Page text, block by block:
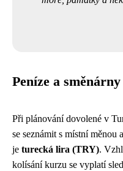
Peníze a směnárny
Při plánování dovolené v
se seznámit s místní měnou
je turecká lira (TRY).
kolísání kurzu se vyplatí